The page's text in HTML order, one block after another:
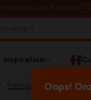
magasins en Belgique
Inspiration
Astuces
Oops!